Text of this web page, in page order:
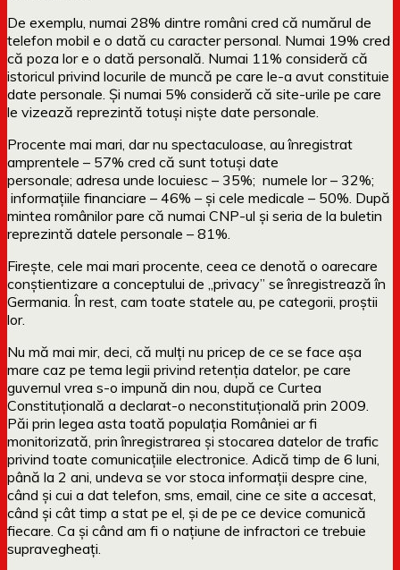
De exemplu, numai 28% dintre români cred că numărul de
telefon mobil e o dată cu caracter personal. Numai 19% cred
că poza lor e o dată personală. Numai 11% consideră că
istoricul privind locurile de muncă pe care le-a avut constituie
date personale. Și numai 5% consideră că site-urile pe care
le vizează reprezintă totuși niște date personale.
Procente mai mari, dar nu spectaculoase, au înregistrat
amprentele – 57% cred că sunt totuși date
personale; adresa unde locuiesc – 35%; numele lor – 32%;
informațiile financiare – 46% – și cele medicale – 50%. După
mintea românilor pare că numai CNP-ul și seria de la buletin
reprezintă datele personale – 81%.
Firește, cele mai mari procente, ceea ce denotă o oarecare
conștientizare a conceptului de „privacy” se înregistrează în
Germania. În rest, cam toate statele au, pe categorii, proștii
lor.
Nu mă mai mir, deci, că mulți nu pricep de ce se face așa
mare caz pe tema legii privind retenția datelor, pe care
guvernul vrea s-o impună din nou, după ce Curtea
Constituțională a declarat-o neconstituțională prin 2009.
Păi prin legea asta toată populaţia României ar fi
monitorizată, prin înregistrarea şi stocarea datelor de trafic
privind toate comunicaţiile electronice. Adică timp de 6 luni,
până la 2 ani, undeva se vor stoca informaţii despre cine,
când și cui a dat telefon, sms, email, cine ce site a accesat,
când şi cât timp a stat pe el, şi de pe ce device comunică
fiecare. Ca și când am fi o națiune de infractori ce trebuie
supravegheați.